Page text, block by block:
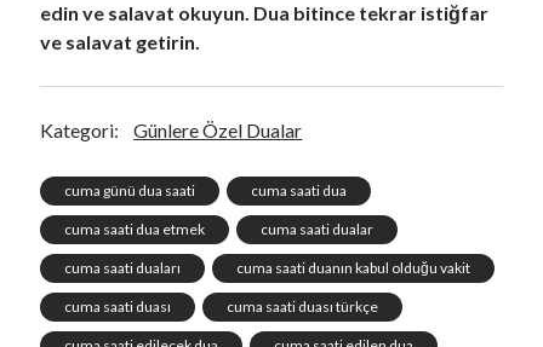
edin ve salavat okuyun. Dua bitince tekrar istiğfar
ve salavat getirin.
Kategori: Günlere Özel Dualar
cuma günü dua saati cuma saati dua
cuma saati dua etmek cuma saati dualar
cuma saati duaları cuma saati duanın kabul olduğu vakit
cuma saati duası cuma saati duası türkçe